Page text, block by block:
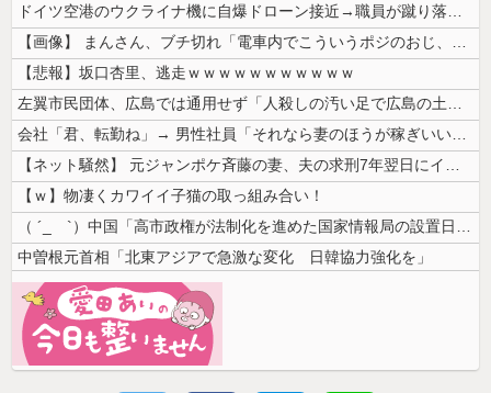
ドイツ空港のウクライナ機に自爆ドローン接近→職員が蹴り落とす→偶然起爆...
【画像】 まんさん、ブチ切れ「電車内でこういうポジのおじ、ガチでイラネ...
【悲報】坂口杏里、逃走ｗｗｗｗｗｗｗｗｗｗｗ
左翼市民団体、広島では通用せず「人殺しの汚い足で広島の土を踏むな！」→...
会社「君、転勤ね」→ 男性社員「それなら妻のほうが稼ぎいいんで辞めます...
【ネット騒然】 元ジャンポケ斉藤の妻、夫の求刑7年翌日にインスタ更新！...
【ｗ】物凄くカワイイ子猫の取っ組み合い！
（ ´_ゝ`）中国「高市政権が法制化を進めた国家情報局の設置日が7月3...
中曽根元首相「北東アジアで急激な変化 日韓協力強化を」